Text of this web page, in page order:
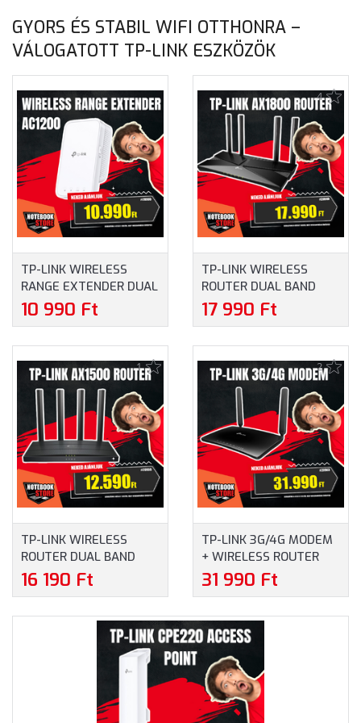
PROFESSIONAL - SFF
HÁZAS SZÁMÍTÓGÉP, 3
ÉV HELYSZÍNI GARANCIA
16GB RAM, 512GB SSD,
MAGYAR BILLENTYŰZET,
WINDOWS 11 PRO (ON
GYORS ÉS STABIL WIFI OTTHONRA –
VÁLOGATOTT TP-LINK ESZKÖZÖK
TP-LINK WIRELESS
RANGE EXTENDER DUAL
BAND AC1200, RE300
10 990 Ft
4
TP-LINK WIRELESS
ROUTER DUAL BAND
AX1800
1XWAN(1000MBPS) +
17 990 Ft
1
TP-LINK WIRELESS
ROUTER DUAL BAND
AX1500
1XWAN(1000MBPS) +
ARCHER AX12
16 190 Ft
2
TP-LINK 3G/4G MODEM
+ WIRELESS ROUTER
DUAL BAND AC1200
1XWAN/LAN(100MBPS)
ARCHER MR400
31 990 Ft